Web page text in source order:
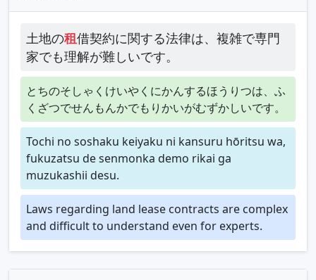
土地の租借契約に関する法律は、複雑で専門
家でも理解が難しいです。
とちのそしゃくけいやくにかんするほうりつは、ふ
くざつでせんもんかでもりかいがむずかしいです。
Tochi no soshaku keiyaku ni kansuru hōritsu wa,
fukuzatsu de senmonka demo rikai ga
muzukashii desu.
Laws regarding land lease contracts are complex
and difficult to understand even for experts.